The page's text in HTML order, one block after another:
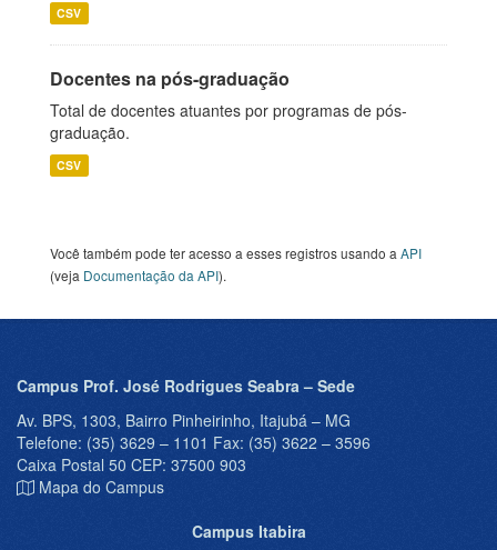
CSV
Docentes na pós-graduação
Total de docentes atuantes por programas de pós-
graduação.
CSV
Você também pode ter acesso a esses registros usando a API
(veja Documentação da API).
Campus Prof. José Rodrigues Seabra – Sede
Av. BPS, 1303, Bairro Pinheirinho, Itajubá – MG
Telefone: (35) 3629 – 1101 Fax: (35) 3622 – 3596
Caixa Postal 50 CEP: 37500 903
Mapa do Campus
Campus Itabira